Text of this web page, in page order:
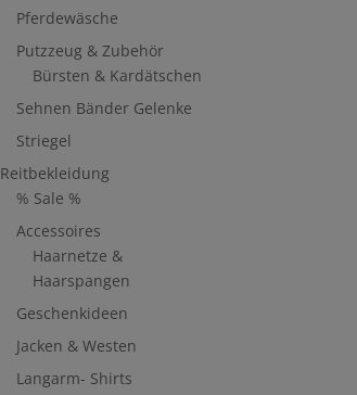
Pferdewäsche
Putzzeug & Zubehör
Bürsten & Kardätschen
Sehnen Bänder Gelenke
Striegel
Reitbekleidung
% Sale %
Accessoires
Haarnetze &
Haarspangen
Geschenkideen
Jacken & Westen
Langarm- Shirts